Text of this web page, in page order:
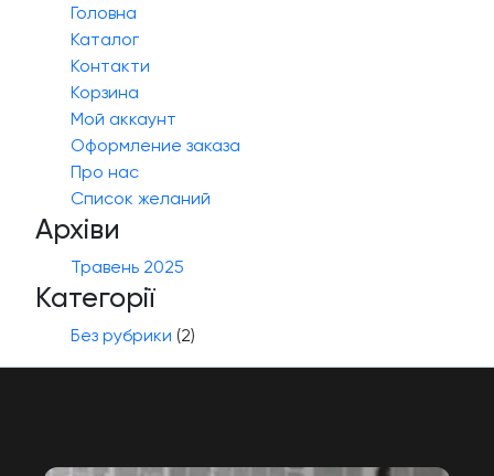
Головна
Каталог
Контакти
Корзина
Мой аккаунт
Оформление заказа
Про нас
Список желаний
Архіви
Травень 2025
Категорії
Без рубрики (2)